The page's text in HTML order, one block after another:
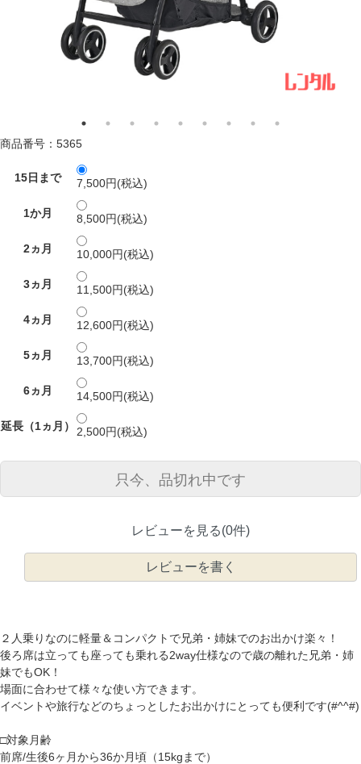
商品番号：5365
15日まで 7,500円(税込)
1か月 8,500円(税込)
2ヵ月 10,000円(税込)
3ヵ月 11,500円(税込)
4ヵ月 12,600円(税込)
5ヵ月 13,700円(税込)
6ヵ月 14,500円(税込)
延長（1ヵ月） 2,500円(税込)
只今、品切れ中です
レビューを見る(0件)
レビューを書く
２人乗りなのに軽量＆コンパクトで兄弟・姉妹でのお出かけ楽々！
後ろ席は立っても座っても乗れる2way仕様なので歳の離れた兄弟・姉
妹でもOK！
場面に合わせて様々な使い方できます。
イベントや旅行などのちょっとしたお出かけにとっても便利です(#^^#)
□対象月齢
前席/生後6ヶ月から36か月頃（15kgまで）